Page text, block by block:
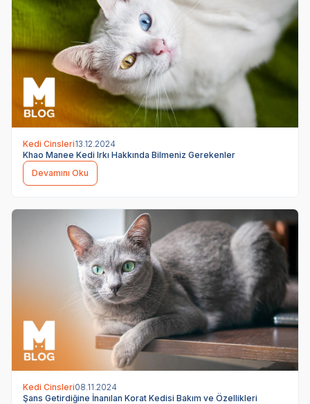
Kedi Cinsleri13.12.2024
Khao Manee Kedi Irkı Hakkında Bilmeniz Gerekenler
Devamını Oku
Kedi Cinsleri08.11.2024
Şans Getirdiğine İnanılan Korat Kedisi Bakım ve Özellikleri